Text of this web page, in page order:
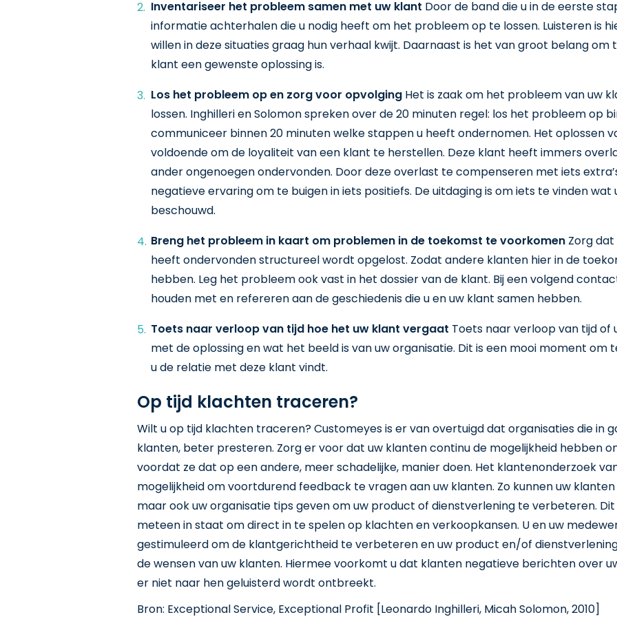
Inventariseer het probleem samen met uw klant Door de band die u in de eerste
informatie achterhalen die u nodig heeft om het probleem op te lossen. Luisteren is
willen in deze situaties graag hun verhaal kwijt. Daarnaast is het van groot belang
klant een gewenste oplossing is.
Los het probleem op en zorg voor opvolging Het is zaak om het probleem van uw
lossen. Inghilleri en Solomon spreken over de 20 minuten regel: los het probleem op
communiceer binnen 20 minuten welke stappen u heeft ondernomen. Het oplossen
voldoende om de loyaliteit van een klant te herstellen. Deze klant heeft immers
ander ongenoegen ondervonden. Door deze overlast te compenseren met iets
negatieve ervaring om te buigen in iets positiefs. De uitdaging is om iets te vinden wat
beschouwd.
Breng het probleem in kaart om problemen in de toekomst te voorkomen Zorg
heeft ondervonden structureel wordt opgelost. Zodat andere klanten hier in de
hebben. Leg het probleem ook vast in het dossier van de klant. Bij een volgend
houden met en refereren aan de geschiedenis die u en uw klant samen hebben.
Toets naar verloop van tijd hoe het uw klant vergaat Toets naar verloop van tijd of
met de oplossing en wat het beeld is van uw organisatie. Dit is een mooi moment
u de relatie met deze klant vindt.
Op tijd klachten traceren?
Wilt u op tijd klachten traceren? Customeyes is er van overtuigd dat organisaties die in
klanten, beter presteren. Zorg er voor dat uw klanten continu de mogelijkheid hebben
voordat ze dat op een andere, meer schadelijke, manier doen. Het klantenonderzoek
mogelijkheid om voortdurend feedback te vragen aan uw klanten. Zo kunnen uw
maar ook uw organisatie tips geven om uw product of dienstverlening te verbeteren.
meteen in staat om direct in te spelen op klachten en verkoopkansen. U en uw
gestimuleerd om de klantgerichtheid te verbeteren en uw product en/of
de wensen van uw klanten. Hiermee voorkomt u dat klanten negatieve berichten over
er niet naar hen geluisterd wordt ontbreekt.
Bron: Exceptional Service, Exceptional Profit [Leonardo Inghilleri, Micah Solomon, 2010]